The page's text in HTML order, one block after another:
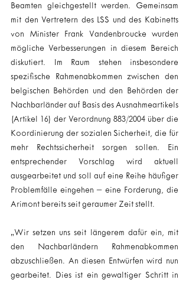
Beamten gleichgestellt werden. Gemeinsam
mit den Vertretern des LSS und des Kabinetts
von Minister Frank Vandenbroucke wurden
mögliche Verbesserungen in diesem Bereich
diskutiert. Im Raum stehen insbesondere
spezifische Rahmenabkommen zwischen den
belgischen Behörden und den Behörden der
Nachbarländer auf Basis des Ausnahmeartikels
(Artikel 16) der Verordnung 883/2004 über die
Koordinierung der sozialen Sicherheit, die für
mehr Rechtssicherheit sorgen sollen. Ein
entsprechender Vorschlag wird aktuell
ausgearbeitet und soll auf eine Reihe häufiger
Problemfälle eingehen – eine Forderung, die
Arimont bereits seit geraumer Zeit stellt.
„Wir setzen uns seit längerem dafür ein, mit
den Nachbarländern Rahmenabkommen
abzuschließen. An diesen Entwürfen wird nun
gearbeitet. Dies ist ein gewaltiger Schritt in